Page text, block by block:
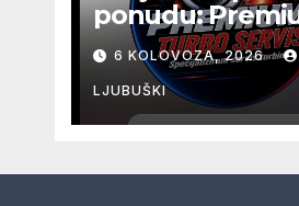
ponudu:
Turbo Servis
na jednoj
Ljubuškom
6 KOLOVOZA, 2026
LJUBUŠKI